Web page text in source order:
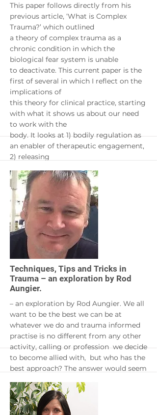
This paper follows directly from his
previous article, ‘What is Complex
Trauma?’ which outlined
a theory of complex trauma as a
chronic condition in which the
biological fear system is unable
to deactivate. This current paper is the
first of several in which I reflect on the
implications of
this theory for clinical practice, starting
with what it shows us about our need
to work with the
body. It looks at 1) bodily regulation as
an enabler of therapeutic engagement,
2) releasing
encouraging the completion of the
physical impulses of defence
to trigger fear system deactivation, and
4) methods of increasing ventral vagal
signal in
order to strengthen the regulation of
fear system responses.
Introduction
More
Techniques, Tips and Tricks in
Trauma – an exploration by Rod
Aungier.
– an exploration by Rod Aungier. We all
want to be the best we can be at
whatever we do and trauma informed
practise is no different from any other
activity, calling or profession we decide
to become allied with, but who has the
best approach? The answer would seem
the others so there is no unique cure all
fix we can all subscribe to. In this
webinar we explore the different